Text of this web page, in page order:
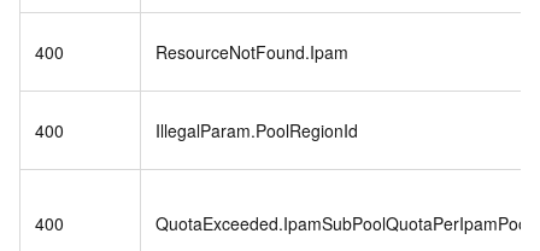
400 ResourceNotFound.Ipam
400 IllegalParam.PoolRegionId
400 QuotaExceeded.IpamSubPoolQuotaPerIpamPool